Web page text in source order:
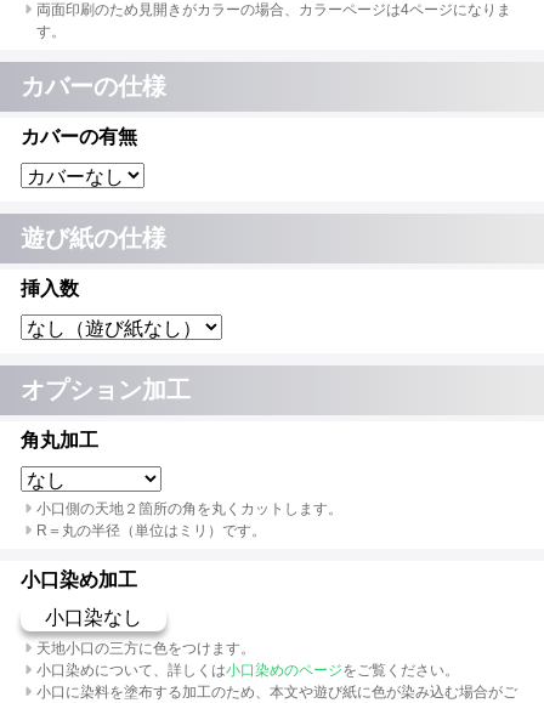
両面印刷のため見開きがカラーの場合、カラーページは4ページになりま
す。
カバーの仕様
カバーの有無
遊び紙の仕様
挿入数
オプション加工
角丸加工
小口側の天地２箇所の角を丸くカットします。
R＝丸の半径（単位はミリ）です。
小口染め加工
小口染なし
天地小口の三方に色をつけます。
小口染めについて、詳しくは小口染めのページをご覧ください。
小口に染料を塗布する加工のため、本文や遊び紙に色が染み込む場合がご